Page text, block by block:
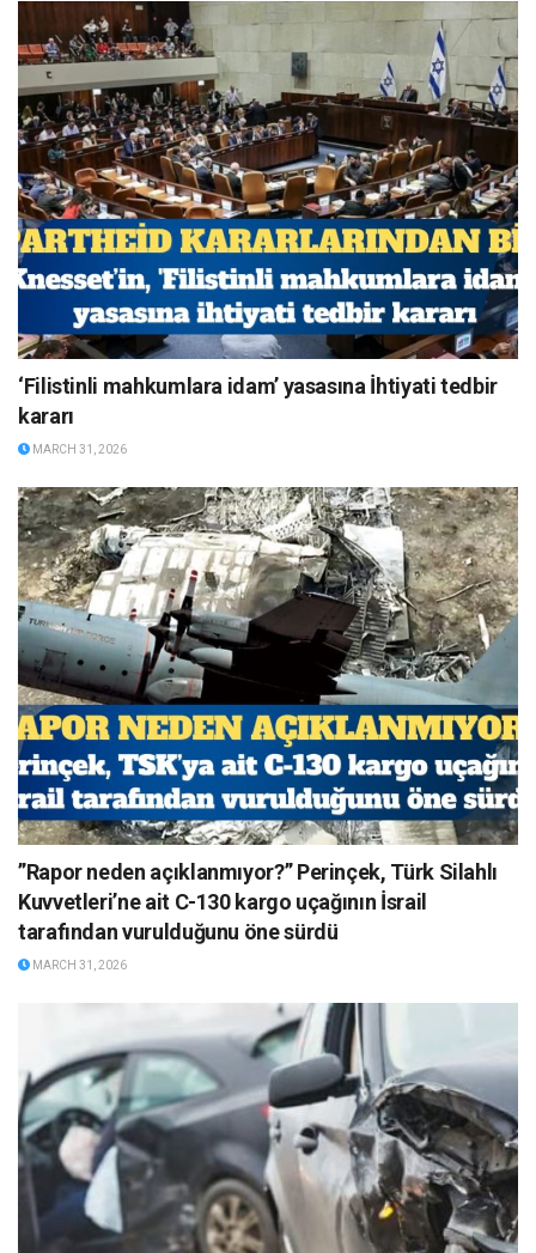
‘Filistinli mahkumlara idam’ yasasına İhtiyati tedbir
kararı
MARCH 31, 2026
”Rapor neden açıklanmıyor?” Perinçek, Türk Silahlı
Kuvvetleri’ne ait C-130 kargo uçağının İsrail
tarafından vurulduğunu öne sürdü
MARCH 31, 2026